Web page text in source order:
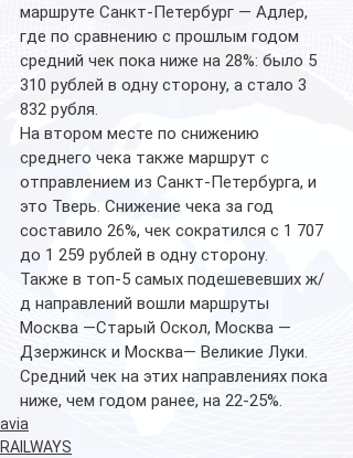
маршруте Санкт-Петербург — Адлер,
где по сравнению с прошлым годом
средний чек пока ниже на 28%: было 5
310 рублей в одну сторону, а стало 3
832 рубля.
На втором месте по снижению
среднего чека также маршрут с
отправлением из Санкт-Петербурга, и
это Тверь. Снижение чека за год
составило 26%, чек сократился с 1 707
до 1 259 рублей в одну сторону.
Также в топ-5 самых подешевевших ж/
д направлений вошли маршруты
Москва —Старый Оскол, Москва —
Дзержинск и Москва— Великие Луки.
Средний чек на этих направлениях пока
ниже, чем годом ранее, на 22-25%.
avia
RAILWAYS